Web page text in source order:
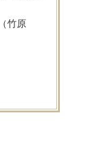
竹原